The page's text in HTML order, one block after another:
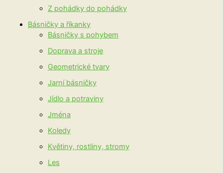
Z pohádky do pohádky
Básničky a říkanky
Básničky s pohybem
Doprava a stroje
Geometrické tvary
Jarní básničky
Jídlo a potraviny
Jména
Koledy
Květiny, rostliny, stromy
Les